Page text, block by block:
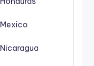
Mexico
Nicaragua